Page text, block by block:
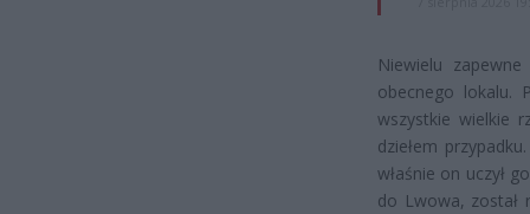
Niewielu
obecnego lokalu.
wszystkie wielkie
dziełem
właśnie on uczył
do Lwowa, został